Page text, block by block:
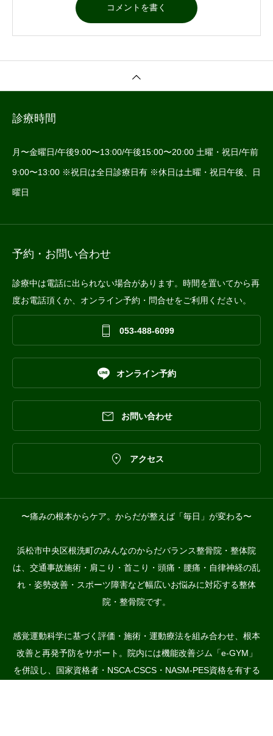
診療時間
月〜金曜日/午後9:00〜13:00/午後15:00〜20:00 土曜・祝日/午前
9:00〜13:00 ※祝日は全日診療日有 ※休日は土曜・祝日午後、日
曜日
予約・お問い合わせ
診療中は電話に出られない場合があります。時間を置いてから再
度お電話頂くか、オンライン予約・問合せをご利用ください。
 053-488-6099
 オンライン予約
 お問い合わせ
 アクセス
〜痛みの根本からケア。からだが整えば「毎日」が変わる〜
浜松市中央区根洗町のみんなのからだバランス整骨院・整体院
は、交通事故施術・肩こり・首こり・頭痛・腰痛・自律神経の乱
れ・姿勢改善・スポーツ障害など幅広いお悩みに対応する整体
院・整骨院です。
感覚運動科学に基づく評価・施術・運動療法を組み合わせ、根本
改善と再発予防をサポート。院内には機能改善ジム「e-GYM」
を併設し、国家資格者・NSCA-CSCS・NASM-PES資格を有する
  お問合せ